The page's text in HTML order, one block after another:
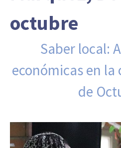
octubre
Saber local:
económicas en la
de